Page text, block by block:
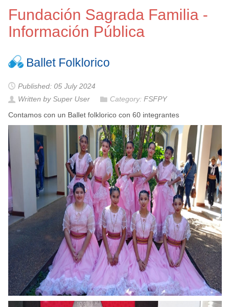
Fundación Sagrada Familia -
Información Pública
Ballet Folklorico
Published: 05 July 2024
Written by Super User
Category: FSFPY
Contamos con un Ballet folklorico con 60 integrantes